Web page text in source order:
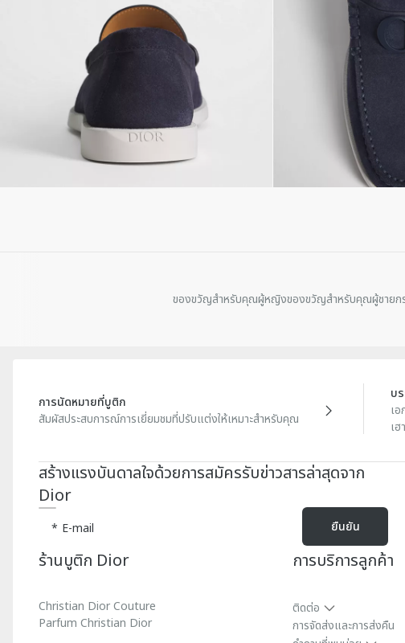
ของขวัญสําหรับคุณผู้หญิงของขวัญสําหรับคุณผู้ชายก
การนัดหมายที่บูติก
สัมผัสประสบการณ์การเยี่ยมชมที่ปรับแต่งให้เหมาะสำหรับคุณ
บ
เ
เฮ
สร้างแรงบันดาลใจด้วยการสมัครรับข่าวสารล่าสุดจาก
Dior
E-mail ยืนยัน
ร้านบูติก Dior
Christian Dior Couture
Parfum Christian Dior
การบริการลูกค้า
ติดต่อ
การจัดส่งและการส่งคืน